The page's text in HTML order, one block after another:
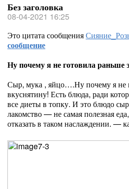
Без заголовка
08-04-2021 16:25
Это цитата сообщения
сообщение
Ну почему я не готовила раньше
Сыр, мука , яйцо….Ну почему я не
вкуснятину! Есть блюда, ради
все диеты в топку. И это блюдо
лакомство — не самая полезная
отказать в таком наслаждении. —